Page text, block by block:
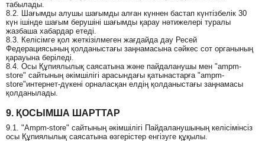
табылады.
8.2. Шағымды алушы шағымды алған күннен бастап күнтізбелік 30
күн ішінде шағым берушіні шағымды қарау нәтижелері туралы
жазбаша хабардар етеді.
8.3. Келісімге қол жеткізілмеген жағдайда дау Ресей
Федерациясының қолданыстағы заңнамасына сәйкес сот органының
қарауына беріледі.
8.4. Осы Құпиялылық саясатына және пайдаланушы мен "ampm-
store" сайтының әкімшілігі арасындағы қатынастарға "ampm-
store"интернет-дүкені орналасқан елдің қолданыстағы заңнамасы
қолданылады.
9. ҚОСЫМША ШАРТТАР
9.1. "Ampm-store" сайтының әкімшілігі Пайдаланушының келісімінсіз
осы Құпиялылық саясатына өзгерістер енгізуге құқылы.